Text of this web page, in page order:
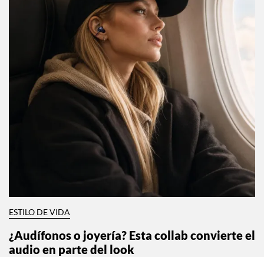
ESTILO DE VIDA
¿Audífonos o joyería? Esta collab convierte el
audio en parte del look